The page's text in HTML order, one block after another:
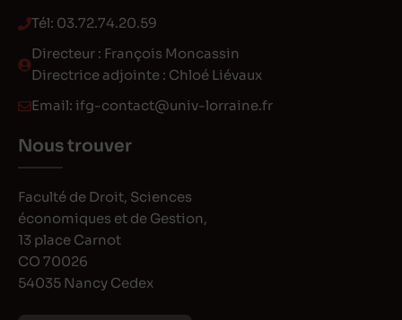
Tél: 03.72.74.20.59
Directeur : François Moncassin
Directrice adjointe : Chloé Liévaux
Email: ifg-contact@univ-lorraine.fr
Nous trouver
Faculté de Droit, Sciences
économiques et de Gestion,
13 place Carnot
CO 70026
54035 Nancy Cedex